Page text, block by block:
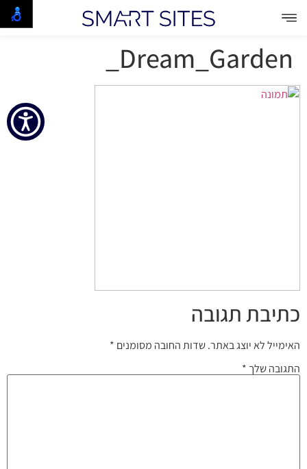
Dream_Garden_
כתיבת תגובה
האימייל לא יוצג באתר.שדות החובה מסומנים *
התגובה שלך *